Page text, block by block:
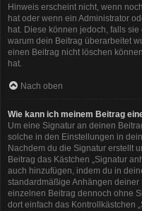
Hinweis erscheint nicht, wenn
hat oder wenn ein Administrator
hat. Diese können jedoch, falls
warum dein Beitrag überarbeitet
einen Beitrag nicht löschen
hat.
Nach oben
Wie kann ich meinem Beitrag
Um eine Signatur an deinen
solche in den Einstellungen in
Nachdem du die Signatur erstellt
Beitrag das Kästchen „Signatur
auch hinzufügen, indem du in
standardmäßige Anhängen
einzelnen Beitrag dennoch ohne
dort einfach das Kontrollkästchen